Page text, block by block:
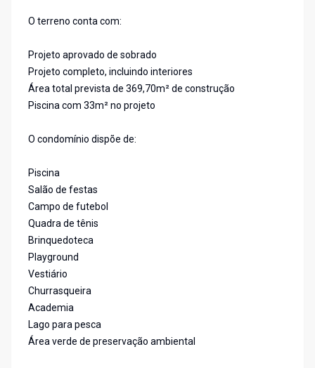
O terreno conta com:
Projeto aprovado de sobrado
Projeto completo, incluindo interiores
Área total prevista de 369,70m² de construção
Piscina com 33m² no projeto
O condomínio dispõe de:
Piscina
Salão de festas
Campo de futebol
Quadra de tênis
Brinquedoteca
Playground
Vestiário
Churrasqueira
Academia
Lago para pesca
Área verde de preservação ambiental